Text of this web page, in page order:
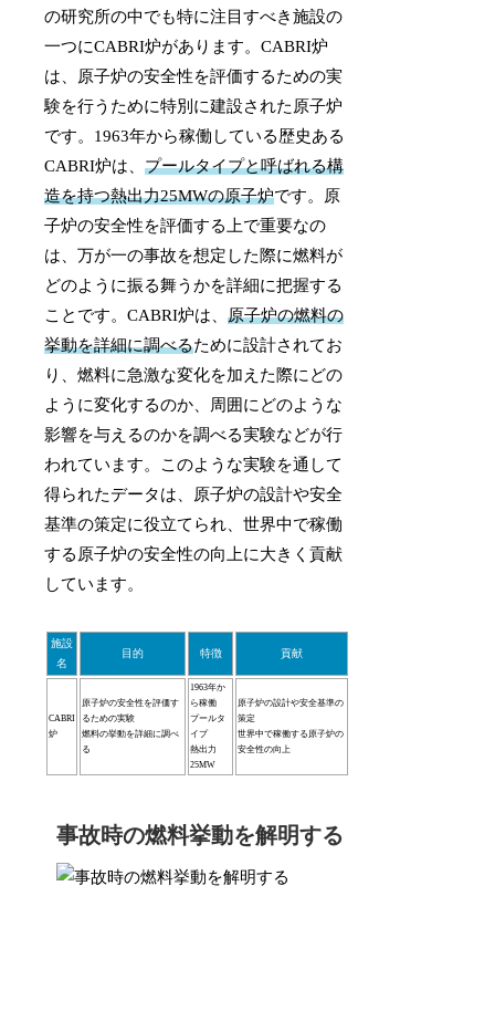
の研究所の中でも特に注目すべき施設の
一つにCABRI炉があります。CABRI炉
は、原子炉の安全性を評価するための実
験を行うために特別に建設された原子炉
です。1963年から稼働している歴史ある
CABRI炉は、プールタイプと呼ばれる構
造を持つ熱出力25MWの原子炉です。原
子炉の安全性を評価する上で重要なの
は、万が一の事故を想定した際に燃料が
どのように振る舞うかを詳細に把握する
ことです。CABRI炉は、原子炉の燃料の
挙動を詳細に調べるために設計されてお
り、燃料に急激な変化を加えた際にどの
ように変化するのか、周囲にどのような
影響を与えるのかを調べる実験などが行
われています。このような実験を通して
得られたデータは、原子炉の設計や安全
基準の策定に役立てられ、世界中で稼働
する原子炉の安全性の向上に大きく貢献
しています。
施設
名
目的 特徴 貢献
CABRI
炉
原子炉の安全性を評価す
るための実験
燃料の挙動を詳細に調べ
る
1963年か
ら稼働
プールタ
イプ
熱出力
25MW
原子炉の設計や安全基準の
策定
世界中で稼働する原子炉の
安全性の向上
事故時の燃料挙動を解明する